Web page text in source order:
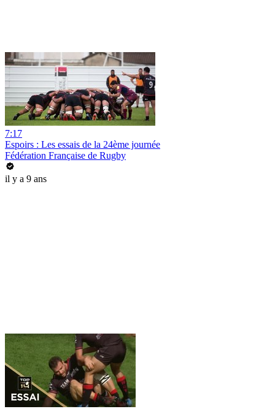
7:17
Espoirs : Les essais de la 24ème journée
Fédération Française de Rugby
il y a 9 ans